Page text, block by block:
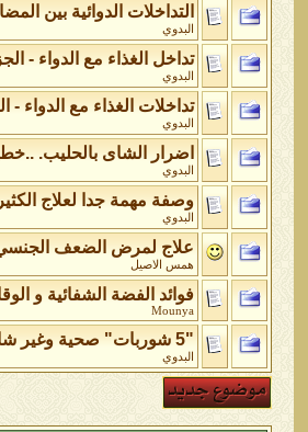
التداخلات الدوائية بين
البدوي
تداخل الغذاء مع الدواء -
البدوي
تداخلات الغذاء مع الدواء -
البدوي
اضرار الشاى بالحليب.
البدوي
وصفة مهمة جدا لعلاج
البدوي
علاج لمرض الضعف
همس الاصيل
فوائد الفضة الشفائية و
Mounya
"5 شوربات" صحية وغير شائعة..مفيدة جدا
البدوي